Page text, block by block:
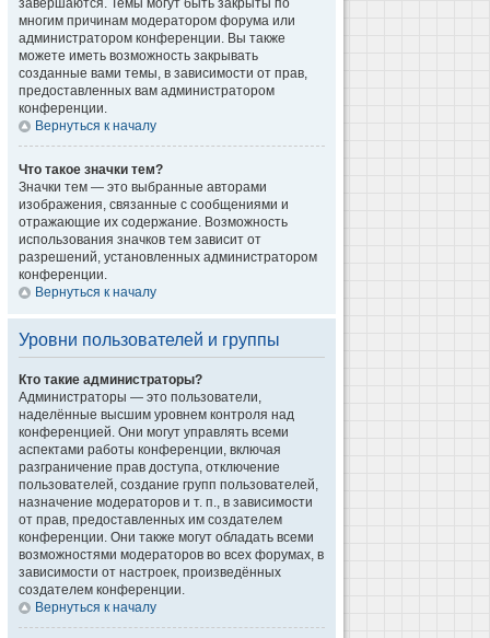
завершаются. Темы могут быть закрыты по
многим причинам модератором форума или
администратором конференции. Вы также
можете иметь возможность закрывать
созданные вами темы, в зависимости от прав,
предоставленных вам администратором
конференции.
Вернуться к началу
Что такое значки тем?
Значки тем — это выбранные авторами
изображения, связанные с сообщениями и
отражающие их содержание. Возможность
использования значков тем зависит от
разрешений, установленных администратором
конференции.
Вернуться к началу
Уровни пользователей и группы
Кто такие администраторы?
Администраторы — это пользователи,
наделённые высшим уровнем контроля над
конференцией. Они могут управлять всеми
аспектами работы конференции, включая
разграничение прав доступа, отключение
пользователей, создание групп пользователей,
назначение модераторов и т. п., в зависимости
от прав, предоставленных им создателем
конференции. Они также могут обладать всеми
возможностями модераторов во всех форумах, в
зависимости от настроек, произведённых
создателем конференции.
Вернуться к началу